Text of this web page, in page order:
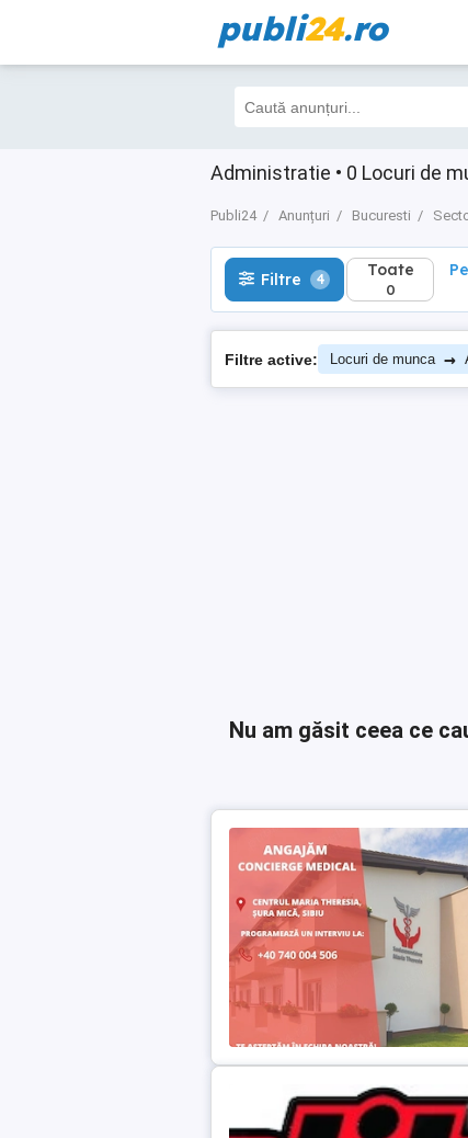
publi24.ro
Administratie • 0 Locuri de
Publi24 Anunțuri Bucuresti
Filtre 4 Toate
0
Filtre 4 Toate
0
Filtre active: Locuri de munca →
Nu am găsit ceea ce